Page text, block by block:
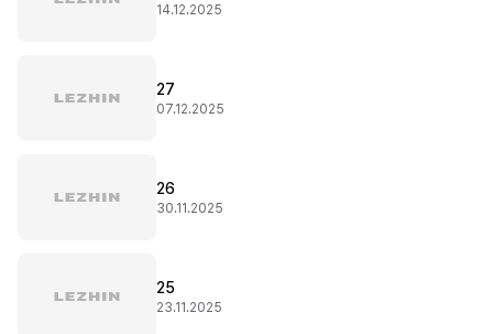
14.12.2025
27
07.12.2025
26
30.11.2025
25
23.11.2025